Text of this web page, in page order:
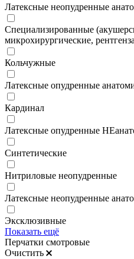
Латексные неопудренные
Специализированные
микрохирургические,
Кольчужные
Латексные опудренные
Кардинал
Латексные опудренные
Синтетические
Нитриловые неопудренные
Латексные неопудренные
Эксклюзивные
Показать ещё
Перчатки смотровые
Очистить